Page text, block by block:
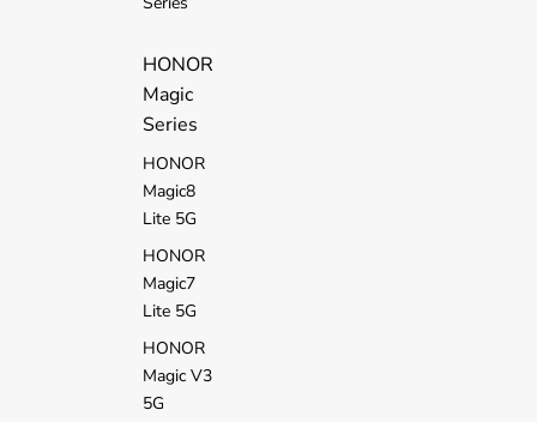
HONOR
Magic
Series
HONOR
Magic8
Lite 5G
HONOR
Magic7
Lite 5G
HONOR
Magic V3
5G